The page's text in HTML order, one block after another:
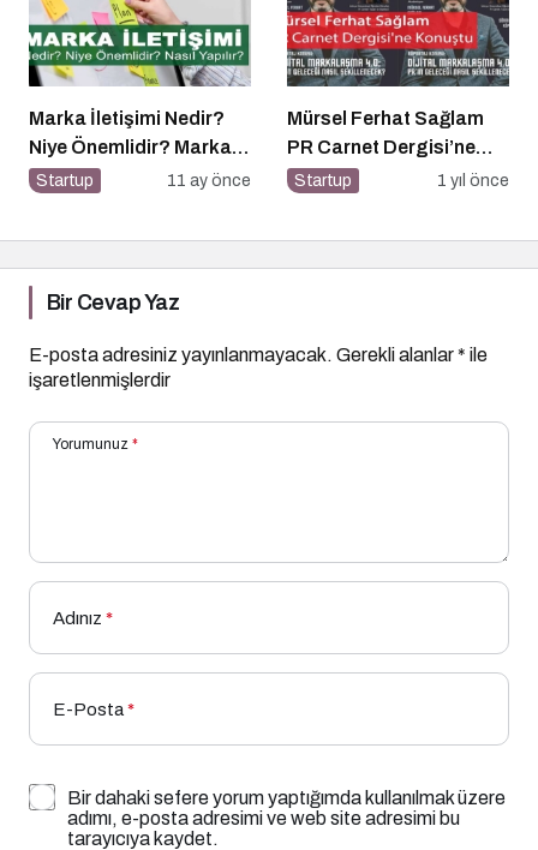
Marka İletişimi Nedir?
Niye Önemlidir? Marka
İletişimi Nasıl Yapılır?
Startup 11 ay önce
Mürsel Ferhat Sağlam
PR Carnet Dergisi’ne
Konuştu
Startup 1 yıl önce
Bir Cevap Yaz
E-posta adresiniz yayınlanmayacak. Gerekli alanlar* ile
işaretlenmişlerdir
Yorumunuz *
Adınız *
E-Posta*
Bir dahaki sefere yorum yaptığımda kullanılmak üzere
adımı, e-posta adresimi ve web site adresimi bu
tarayıcıya kaydet.